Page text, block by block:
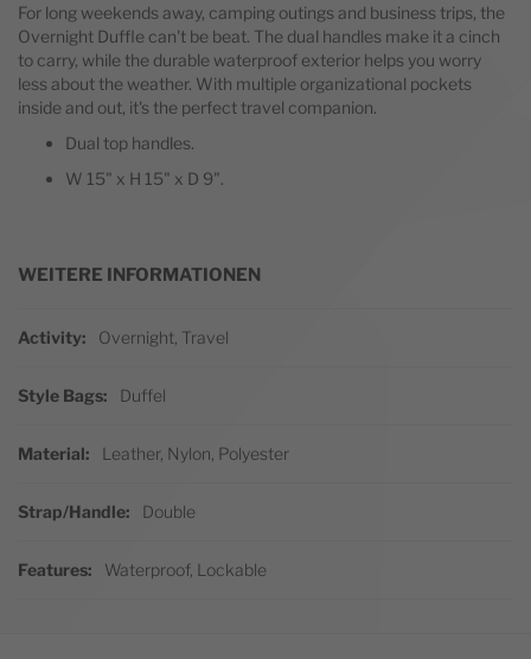
For long weekends away, camping outings and business trips, the
Overnight Duffle can't be beat. The dual handles make it a cinch
to carry, while the durable waterproof exterior helps you worry
less about the weather. With multiple organizational pockets
inside and out, it's the perfect travel companion.
Dual top handles.
W 15" x H 15" x D 9".
WEITERE INFORMATIONEN
Activity
Overnight, Travel
Style Bags Duffel
Material Leather, Nylon, Polyester
Strap/Handle Double
Features Waterproof, Lockable